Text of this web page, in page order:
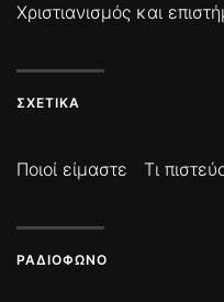
Χριστιανισμός και
ΣΧΕΤΙΚΆ
Ποιοί είμαστε Τι
ΡΑΔΙΌΦΩΝΟ